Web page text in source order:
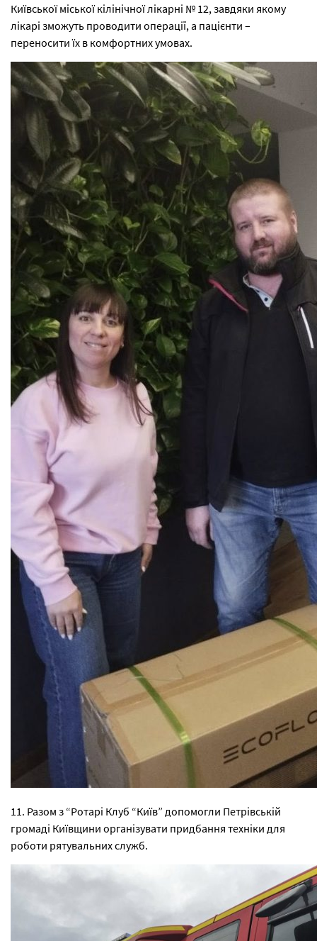
Київської міської кілінічної лікарні № 12, завдяки якому
лікарі зможуть проводити операції, а пацієнти –
переносити їх в комфортних умовах.
11. Разом з “Ротарі Клуб “Київ” допомогли Петрівській
громаді Київщини організувати придбання техніки для
роботи рятувальних служб.